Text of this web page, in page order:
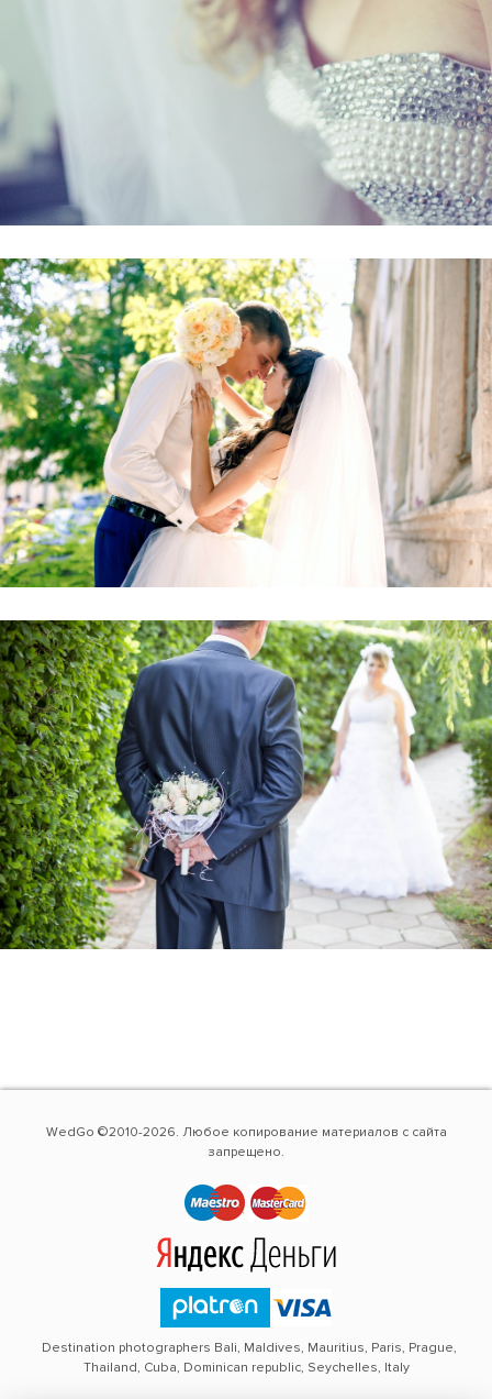
WedGo ©2010-2026. Любое копирование материалов с сайта
запрещено.
Destination photographers Bali, Maldives, Mauritius, Paris, Prague,
Thailand, Cuba, Dominican republic, Seychelles, Italy